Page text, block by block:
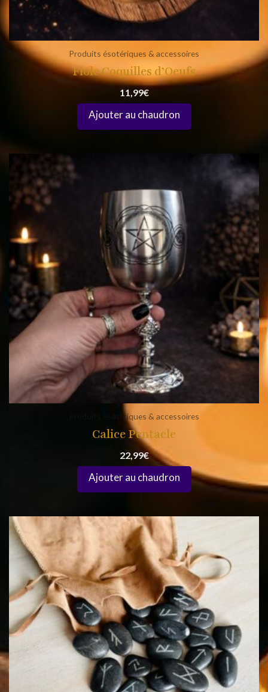
Produits ésotériques & accessoires
Fiole Coquilles d’Oeufs
11,99€
Produits ésotériques & accessoires
Calice Pentacle
22,99€